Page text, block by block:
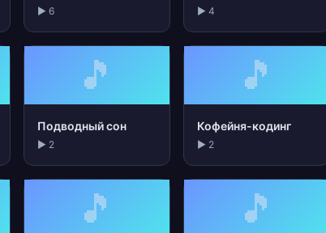
▶ 6 ▶ 4
🎵
Подводный сон
▶ 2
🎵
Кофейня-кодинг
▶ 2
🎵 🎵